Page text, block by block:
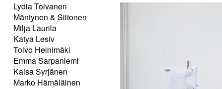
Lydia Toivanen
Mäntynen & Siitonen
Milja Laurila
Katya Lesiv
Toivo Heinimäki
Emma Sarpaniemi
Kaisa Syrjänen
Marko Hämäläinen